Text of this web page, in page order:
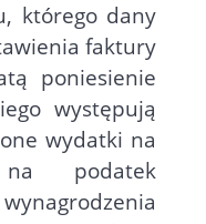
którego dany
faktury
poniesienie
występują
wydatki na
na podatek